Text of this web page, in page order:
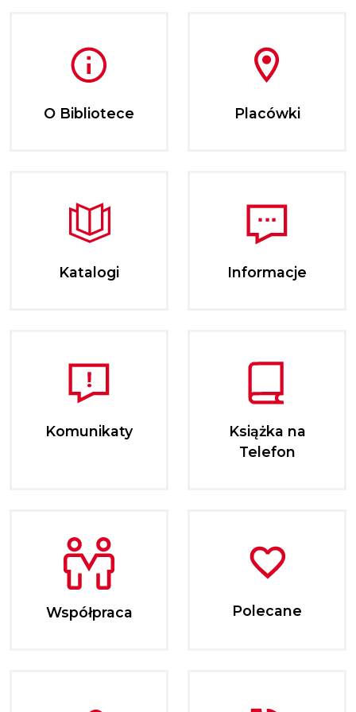
O Bibliotece Placówki
Katalogi Informacje
Komunikaty
Książka na
Telefon
Współpraca Polecane